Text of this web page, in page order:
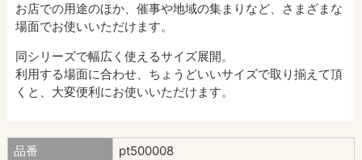
お店での用途のほか、催事や地域の集まりなど、さまざまな
場面でお使いいただけます。
同シリーズで幅広く使えるサイズ展開。
利用する場面に合わせ、ちょうどいいサイズで取り揃えて頂
くと、大変便利にお使いいただけます。
品番
pt500008